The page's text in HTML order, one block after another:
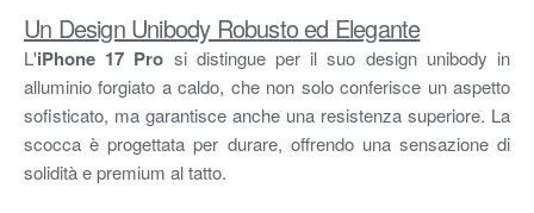
Un Design Unibody Robusto ed Elegante
L'iPhone 17 Pro si distingue per il suo design unibody in
alluminio forgiato a caldo, che non solo conferisce un aspetto
sofisticato, ma garantisce anche una resistenza superiore. La
scocca è progettata per durare, offrendo una sensazione di
solidità e premium al tatto.